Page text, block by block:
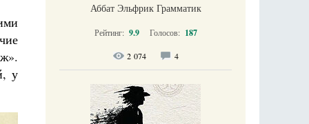
у
Аббат Эльфрик Грамматик
Рейтинг: 9.9 Голосов: 187
2 074 4